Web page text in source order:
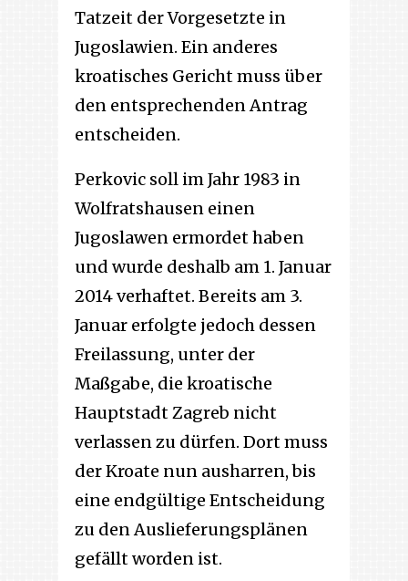
Tatzeit der Vorgesetzte in
Jugoslawien. Ein anderes
kroatisches Gericht muss über
den entsprechenden Antrag
entscheiden.
Perkovic soll im Jahr 1983 in
Wolfratshausen einen
Jugoslawen ermordet haben
und wurde deshalb am 1. Januar
2014 verhaftet. Bereits am 3.
Januar erfolgte jedoch dessen
Freilassung, unter der
Maßgabe, die kroatische
Hauptstadt Zagreb nicht
verlassen zu dürfen. Dort muss
der Kroate nun ausharren, bis
eine endgültige Entscheidung
zu den Auslieferungsplänen
gefällt worden ist.